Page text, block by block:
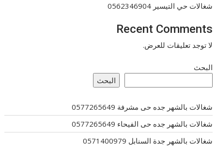
شغالات حي التيسير 0562346904
Recent Comments
لا توجد تعليقات للعرض.
البحث
البحث
شغالات بالشهر جده حى مشرفة 0577265649
شغالات بالشهر جده حى الفيحاء 0577265649
شغالات بالشهر جدة السنابل 0571400979